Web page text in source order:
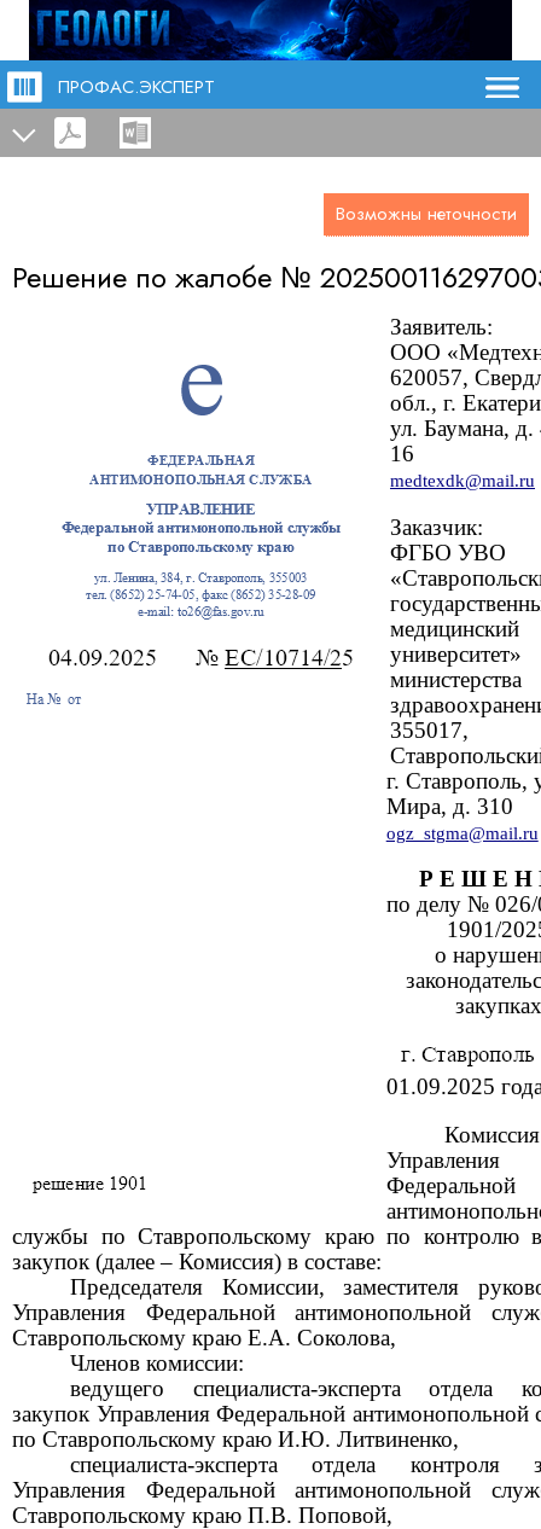
ПРОФАС.ЭКСПЕРТ
Возможны неточности
Решение по жалобе №
Заявитель:
ООО
620057,
обл., г.
ул. Баумана, д.
16
medtexdk@mail.ru
Заказчик:
ФГБО УВО
медицинский
университет»
министерства
355017,
г. Ставрополь,
Мира, д. 310
ogz_stgma@mail.ru
Р Е Ш Е Н
по делу № 026/
1901/
о
закупках
01.09.2025
Комиссия
Управления
Федеральной
службы по Ставропольскому краю по контролю
закупок (далее – Комиссия) в составе:
Председателя Комиссии, заместителя
Управления Федеральной антимонопольной
Ставропольскому краю Е.А. Соколова,
Членов комиссии:
ведущего специалиста-эксперта отдела
закупок Управления Федеральной антимонопольной
по Ставропольскому краю И.Ю. Литвиненко,
специалиста-эксперта отдела контроля
Управления Федеральной антимонопольной
Ставропольскому краю П.В. Поповой,